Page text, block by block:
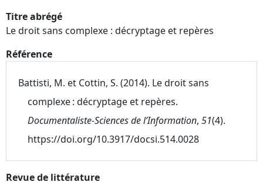
Titre abrégé
Le droit sans complexe : décryptage et repères
Référence
Battisti, M. et Cottin, S. (2014). Le droit sans
complexe : décryptage et repères.
Documentaliste-Sciences de l’Information, 51(4).
https://doi.org/10.3917/docsi.514.0028
Revue de littérature